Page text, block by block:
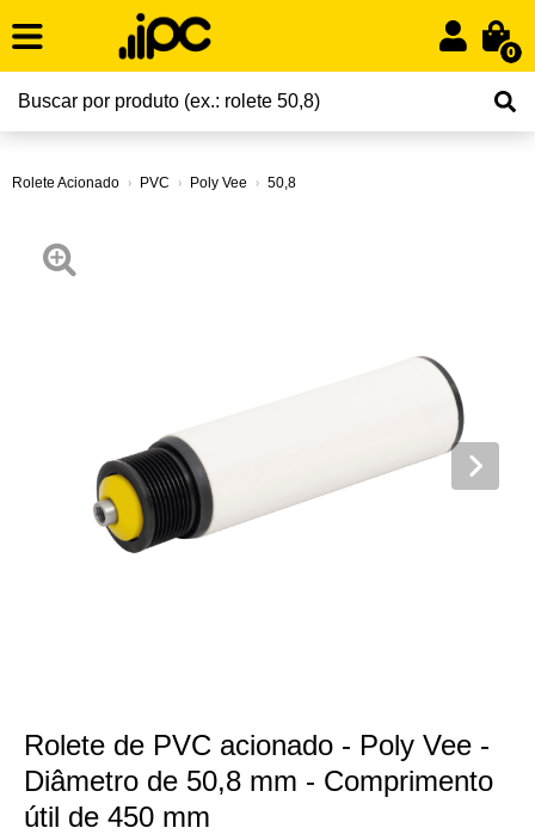
0
Rolete Acionado PVC Poly Vee 50,8
Rolete de PVC acionado - Poly Vee -
Diâmetro de 50,8 mm - Comprimento
útil de 450 mm